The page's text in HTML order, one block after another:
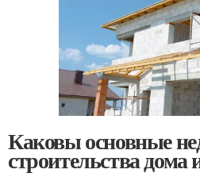
Каковы основные
строительства дома